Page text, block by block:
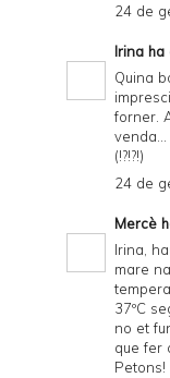
24 de
Irina ha
Quina
forner.
(!?!?!)
24 de
Mercè
Irina,
mare
37ºC
no et
que fer
Petons!